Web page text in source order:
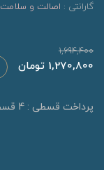
گارانتی : اصالت و سلامت
1,270,800 تومان
1,694,400
پرداخت قسطی : 4 قسط ماهیانه 317,700 تومان (بدون کارمزد)